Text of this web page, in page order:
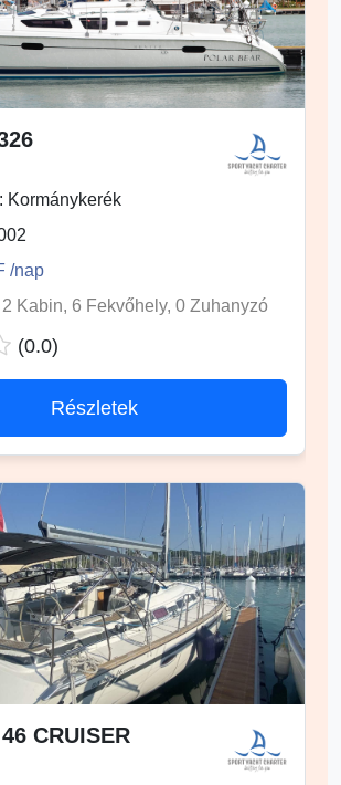
Kormánykerék
/nap
Kabin, 6 Fekvőhely, 0 Zuhanyzó
(0.0)
Részletek
CRUISER